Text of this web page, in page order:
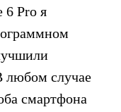
6 Pro я
любом случае
смартфона